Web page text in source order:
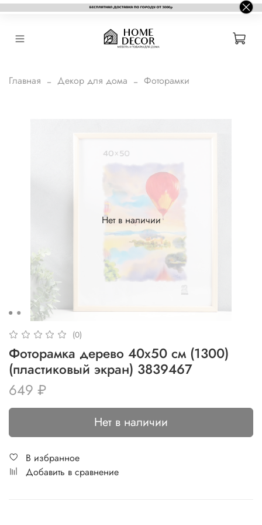
Главная Декор для дома Фоторамки
Нет в наличии
(0)
Фоторамка дерево 40х50 см (1300)
(пластиковый экран) 3839467
649 ₽
Нет в наличии
В избранное
Добавить в сравнение